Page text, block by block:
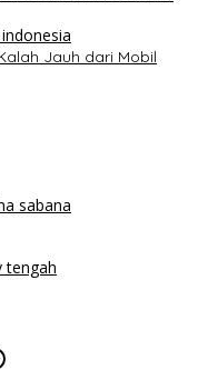
Jauh dari Mobil